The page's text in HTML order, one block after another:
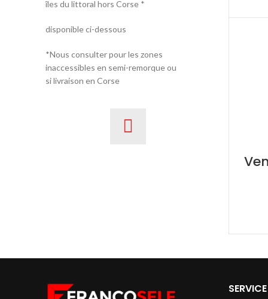
îles du littoral hors Corse *
disponible ci-dessous
*Nous consulter pour les zones
inaccessibles en semi-remorque ou
si livraison en Corse